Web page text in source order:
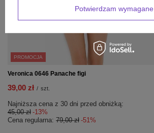
PROMOCJA
Veronica 0646 Panache figi
39,00 zł / szt.
Najniższa cena z 30 dni przed obniżką:
45,00 zł -13%
Cena regularna: 79,00 zł -51%
Potwierdzam wymagane